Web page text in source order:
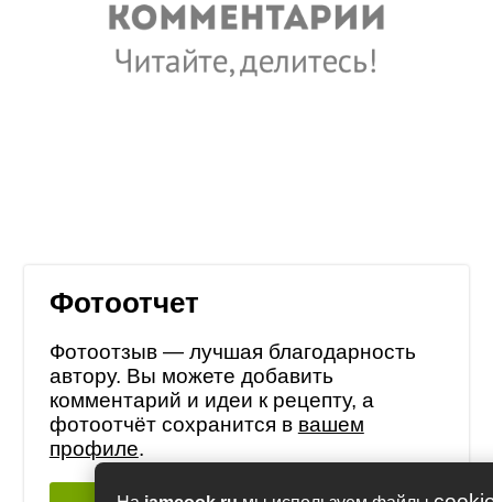
Фотоотчет
Фотоотзыв — лучшая благодарность
автору. Вы можете добавить
комментарий и идеи к рецепту, а
фотоотчёт сохранится в вашем
профиле.